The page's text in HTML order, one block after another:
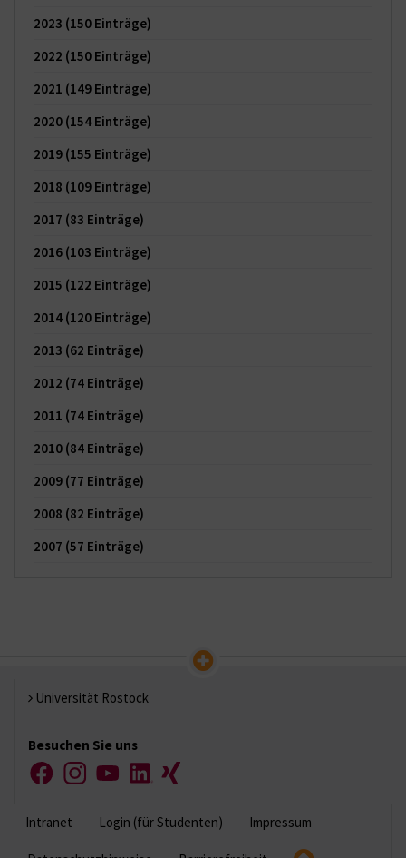
2023 (150 Einträge)
2022 (150 Einträge)
2021 (149 Einträge)
2020 (154 Einträge)
2019 (155 Einträge)
2018 (109 Einträge)
2017 (83 Einträge)
2016 (103 Einträge)
2015 (122 Einträge)
2014 (120 Einträge)
2013 (62 Einträge)
2012 (74 Einträge)
2011 (74 Einträge)
2010 (84 Einträge)
2009 (77 Einträge)
2008 (82 Einträge)
2007 (57 Einträge)
Universität Rostock
Besuchen Sie uns
FacebookInstagramYouTubeLinkedIn
Xing
Intranet Login (für Studenten) Impressum